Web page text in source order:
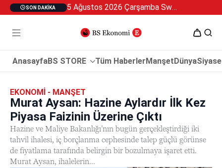
SON DAKIKA 5 Ağustos 2026 Çarşamba Swan Özel 2
AnasayfaBS STORE Tüm HaberlerManşetDünya
EKONOMI - MANŞET
Murat Aysan: Hazine Aylardır İlk Kez
Piyasa Faizinin Üzerine Çıktı
Hazine ve Maliye Bakanlığı’nın bugün gerçekleştirdiği iki
tahvil ihalesi, iç borçlanma cephesinde talep güçlü görünse
de fiyatlama tarafında belirgin bir bozulmaya işaret etti.
Murat Aysan, ihalelerin...